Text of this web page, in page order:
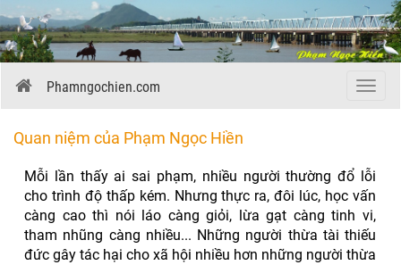
Menu
Phamngochien.com
Quan niệm của Phạm Ngọc Hiền
Mỗi lần thấy ai sai phạm, nhiều người thường đổ lỗi
cho trình độ thấp kém. Nhưng thực ra, đôi lúc, học vấn
càng cao thì nói láo càng giỏi, lừa gạt càng tinh vi,
tham nhũng càng nhiều... Những người thừa tài thiếu
đức gây tác hại cho xã hội nhiều hơn những người thừa